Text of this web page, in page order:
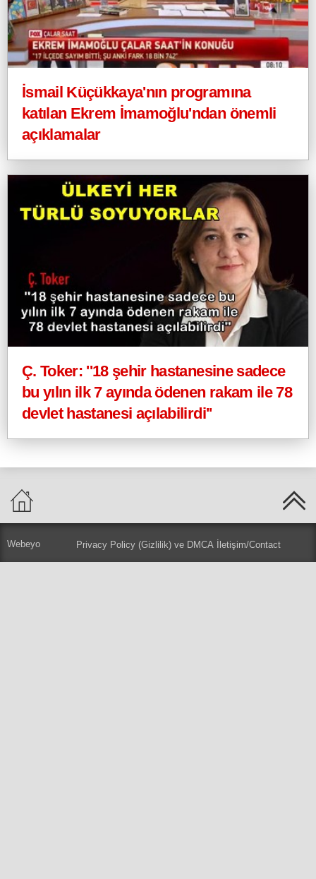
İsmail Küçükkaya'nın programına
katılan Ekrem İmamoğlu'ndan önemli
açıklamalar
Ç. Toker: ''18 şehir hastanesine sadece
bu yılın ilk 7 ayında ödenen rakam ile 78
devlet hastanesi açılabilirdi''
Webeyo Privacy Policy (Gizlilik) ve DMCA İletişim/Contact